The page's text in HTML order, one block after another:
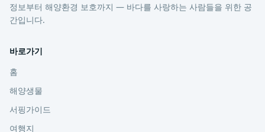
정보부터 해양환경 보호까지 — 바다를 사랑하는 사람들을 위한 공
간입니다.
바로가기
홈
해양생물
서핑가이드
여행지